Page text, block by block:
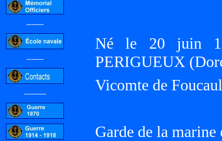
-------
-------
---------
Né le 20 juin
PERIGUEUX
Vicomte de
Garde de la marine